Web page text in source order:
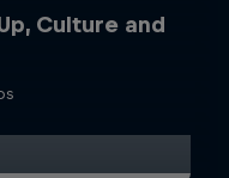
Culture and